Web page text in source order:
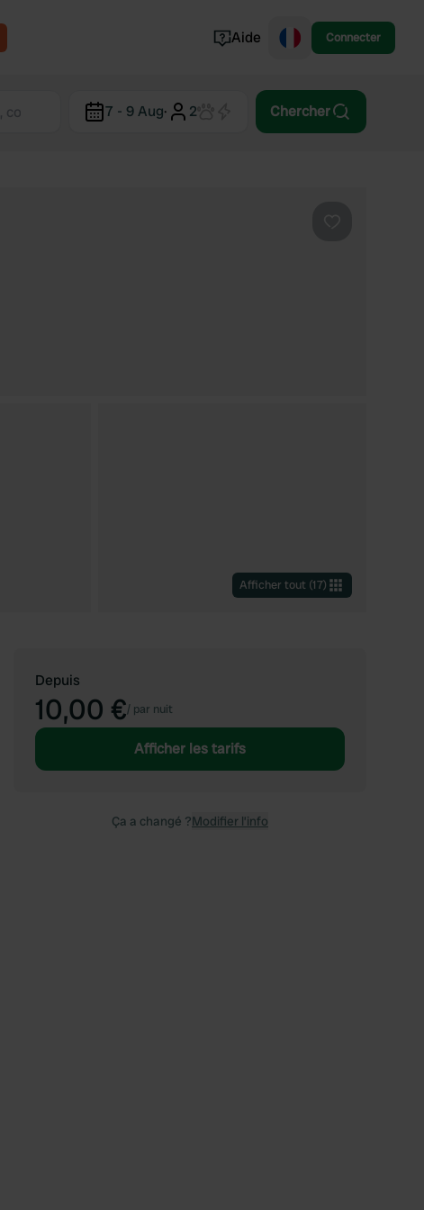
Aide Connecter
7 - 9 Aug· 2 Chercher
Afficher tout (17)
Depuis
10,00 €/ par nuit
Afficher les tarifs
Ça a changé ?Modifier l’info